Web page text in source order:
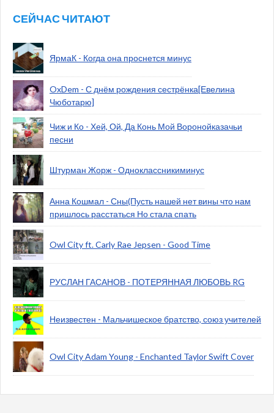
СЕЙЧАС ЧИТАЮТ
ЯрмаК - Когда она проснется минус
OxDem - С днём рождения сестрёнка[Евелина
Чюботарю]
Чиж и Ко - Хей, Ой, Да Конь Мой Воронойказачьи
песни
Штурман Жорж - Одноклассникиминус
Анна Кошмал - Сны(Пусть нашей нет вины что нам
пришлось расстаться Но стала спать
Owl City ft. Carly Rae Jepsen - Good Time
РУСЛАН ГАСАНОВ - ПОТЕРЯННАЯ ЛЮБОВЬ RG
Неизвестен - Мальчишеское братство, союз учителей
Owl City Adam Young - Enchanted Taylor Swift Cover